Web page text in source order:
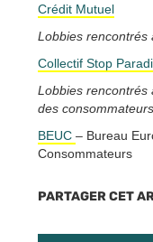
Crédit Mutuel
Lobbies rencontrés
Collectif Stop
Lobbies rencontrés
des consommateurs
BEUC – Bureau
Consommateurs
PARTAGER CET